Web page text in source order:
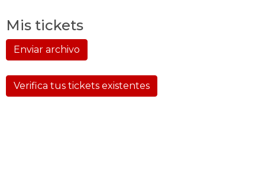
Mis tickets
Enviar archivo
Verifica tus tickets existentes